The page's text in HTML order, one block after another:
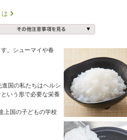
。シューマイや春
国の私たちはヘルシ
いう形で必要な栄養
上国の子どもの学校